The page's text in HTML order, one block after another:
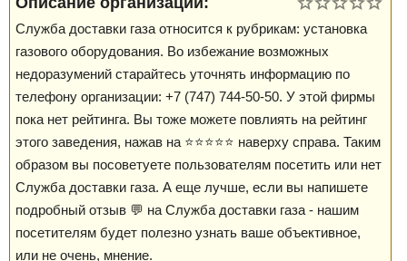
Служба доставки газа относится к рубрикам: установка
газового оборудования. Во избежание возможных
недоразумений старайтесь уточнять информацию по
телефону организации: +7 (747) 744-50-50. У этой фирмы
пока нет рейтинга. Вы тоже можете повлиять на рейтинг
этого заведения, нажав на ⭐️⭐️⭐️⭐️⭐️ наверху справа. Таким
образом вы посоветуете пользователям посетить или нет
Служба доставки газа. А еще лучше, если вы напишете
подробный отзыв 💬 на Служба доставки газа - нашим
посетителям будет полезно узнать ваше объективное,
или не очень, мнение.